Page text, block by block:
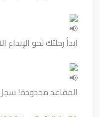
ابدأ رحلتك نحو الإبداع
المقاعد محدودة! سجل